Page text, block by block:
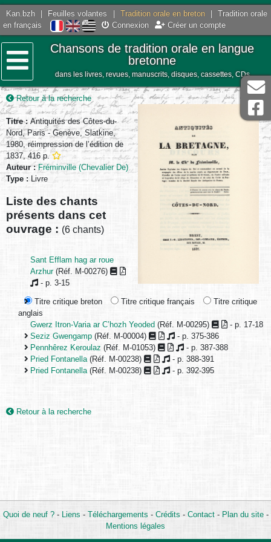
Kan.bzh Feuilles volantes Tradition orale en breton
Tradition orale
en français
Connexion Créer un compte
Menu
Chansons de tradition orale en langue
bretonne
dans les livres, revues, manuscrits, disques, cassettes, CDs
Retour à la recherche
Titre : Antiquités des Côtes-du-
Nord, Paris - Genève, Slatkine,
1980, réimpression de l’édition de
1837, 416 p.
Auteur : Fréminville (Chevalier De)
Type : Livre
Liste des chants
présents dans cet
ouvrage : (6 chants)
Titre critique breton Titre critique français
Titre critique
anglais
Sant Efflam hag ar roue
Arzhur(Réf. M-00276)
- p. 3-15
Gwerz Itron-Varia ar C’hozh Yeoded (Réf. M-00295)
- p. 17-18
Seziz Gwengamp (Réf. M-00004)
- p. 375-386
Pennhêrez Keroulaz (Réf. M-01053)
- p. 387-388
Pried Fontanella(Réf. M-00238)
- p. 388-391
Pried Fontanella(Réf. M-00238) - p. 392-395
Retour à la recherche
Quoi de neuf ?- Liens - Téléchargements - Crédits - Contact- Plan du site-
Mentions légales